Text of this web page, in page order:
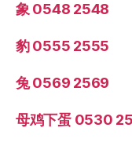
象 0548 2548
豹 0555 2555
兔 0569 2569
母鸡下蛋 0530